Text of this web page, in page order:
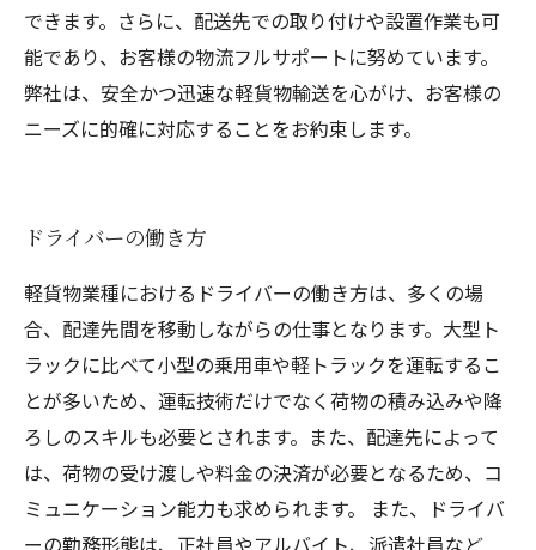
できます。さらに、配送先での取り付けや設置作業も可
能であり、お客様の物流フルサポートに努めています。
弊社は、安全かつ迅速な軽貨物輸送を心がけ、お客様の
ニーズに的確に対応することをお約束します。
ドライバーの働き方
軽貨物業種におけるドライバーの働き方は、多くの場
合、配達先間を移動しながらの仕事となります。大型ト
ラックに比べて小型の乗用車や軽トラックを運転するこ
とが多いため、運転技術だけでなく荷物の積み込みや降
ろしのスキルも必要とされます。また、配達先によって
は、荷物の受け渡しや料金の決済が必要となるため、コ
ミュニケーション能力も求められます。 また、ドライバ
ーの勤務形態は、正社員やアルバイト、派遣社員など